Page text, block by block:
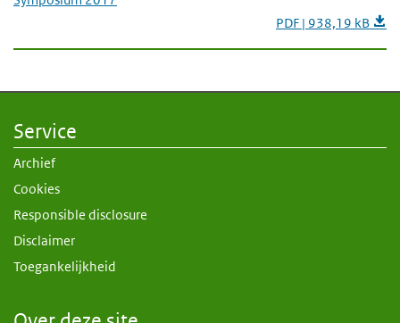
PDF | 938,19 kB
Service
Archief
Cookies
Responsible disclosure
Disclaimer
Toegankelijkheid